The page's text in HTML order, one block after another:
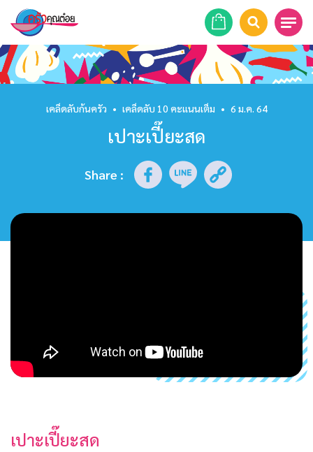
หน้าแรก
สูตรอาหาร
รายการย้อนหลัง
เคล็ดลับก้นครัว • เคล็ดลับ 10 คะแนนเต็ม • 6 ม.ค. 64
เปาะเปี๊ยะสด
Share :
เปาะเปี๊ยะสด